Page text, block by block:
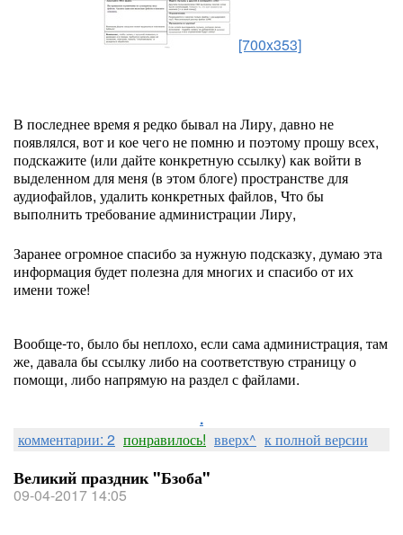
[700x353]
В последнее время я редко бывал на Лиру, давно не
появлялся, вот и кое чего не помню и поэтому прошу всех,
подскажите (или дайте конкретную ссылку) как войти в
выделенном для меня (в этом блоге) пространстве для
аудиофайлов, удалить конкретных файлов, Что бы
выполнить требование администрации Лиру,
Заранее огромное спасибо за нужную подсказку, думаю эта
информация будет полезна для многих и спасибо от их
имени тоже!
Вообще-то, было бы неплохо, если сама администрация, там
же, давала бы ссылку либо на соответствую страницу о
помощи, либо напрямую на раздел с файлами.
.
комментарии: 2 понравилось! вверх^ к полной версии
Великий праздник "Бзоба"
09-04-2017 14:05